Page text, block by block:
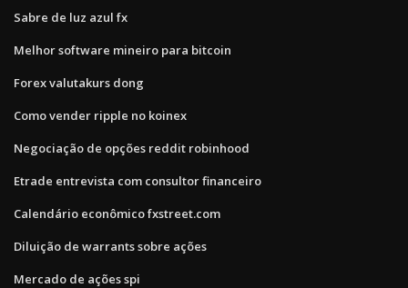
Sabre de luz azul fx
Melhor software mineiro para bitcoin
Forex valutakurs dong
Como vender ripple no koinex
Negociação de opções reddit robinhood
Etrade entrevista com consultor financeiro
Calendário econômico fxstreet.com
Diluição de warrants sobre ações
Mercado de ações spi